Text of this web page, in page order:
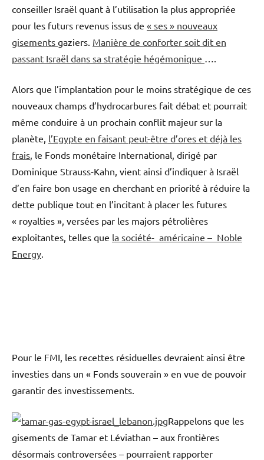
conseiller Israël quant à l’utilisation la plus appropriée
pour les futurs revenus issus de « ses » nouveaux
gisements gaziers. Manière de conforter soit dit en
passant Israël dans sa stratégie hégémonique
Alors que l’implantation pour le moins stratégique de ces
nouveaux champs d’hydrocarbures fait débat et pourrait
même conduire à un prochain conflit majeur sur la
planète, l’Egypte en faisant peut-être d’ores et déjà les
frais , le Fonds monétaire International, dirigé par
Dominique Strauss-Kahn, vient ainsi d’indiquer à Israël
d’en faire bon usage en cherchant en priorité à réduire la
dette publique tout en l’incitant à placer les futures
« royalties », versées par les majors pétrolières
exploitantes, telles que la société- américaine – Noble
Energy
Pour le FMI, les recettes résiduelles devraient ainsi être
investies dans un « Fonds souverain » en vue de pouvoir
garantir des investissements.
Rappelons que les
gisements de Tamar et Léviathan – aux frontières
désormais controversées – pourraient rapporter